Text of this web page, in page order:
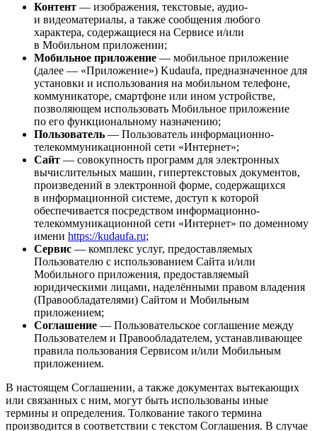
Контент — изображения, текстовые, аудио-
и видеоматериалы, а также сообщения любого
характера, содержащиеся на Сервисе и/или
в Мобильном приложении;
Мобильное приложение — мобильное приложение
(далее — «Приложение») Kudaufa, предназначенное для
установки и использования на мобильном телефоне,
коммуникаторе, смартфоне или ином устройстве,
позволяющем использовать Мобильное приложение
по его функциональному назначению;
Пользователь — Пользователь информационно-
телекоммуникационной сети «Интернет»;
Сайт — совокупность программ для электронных
вычислительных машин, гипертекстовых документов,
произведений в электронной форме, содержащихся
в информационной системе, доступ к которой
обеспечивается посредством информационно-
телекоммуникационной сети «Интернет» по доменному
имени https://kudaufa.ru;
Сервис — комплекс услуг, предоставляемых
Пользователю с использованием Сайта и/или
Мобильного приложения, предоставляемый
юридическими лицами, наделёнными правом владения
(Правообладателями) Сайтом и Мобильным
приложением;
Соглашение — Пользовательское соглашение между
Пользователем и Правообладателем, устанавливающее
правила пользования Сервисом и/или Мобильным
приложением.
В настоящем Соглашении, а также документах вытекающих
или связанных с ним, могут быть использованы иные
термины и определения. Толкование такого термина
производится в соответствии с текстом Соглашения. В случае